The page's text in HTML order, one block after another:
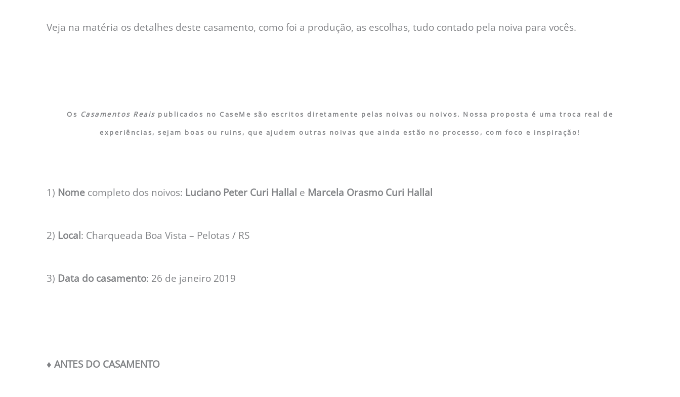
Veja na matéria os detalhes deste casamento, como foi a produção, as escolhas, tudo contado pela noiva para vocês.
Os Casamentos Reais publicados no CaseMe são escritos diretamente pelas noivas ou noivos. Nossa proposta é uma troca real de
experiências, sejam boas ou ruins, que ajudem outras noivas que ainda estão no processo, com foco e inspiração!
1) Nome completo dos noivos: Luciano Peter Curi Hallal e Marcela Orasmo Curi Hallal
2) Local: Charqueada Boa Vista – Pelotas / RS
3) Data do casamento: 26 de janeiro 2019
♦︎ ANTES DO CASAMENTO